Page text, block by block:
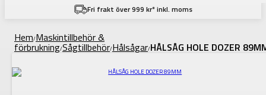
Fri frakt över 999 kr* inkl. moms
Hem/Maskintillbehör &
förbrukning/Sågtillbehör/Hålsågar/HÅLSÅG HOLE DOZER